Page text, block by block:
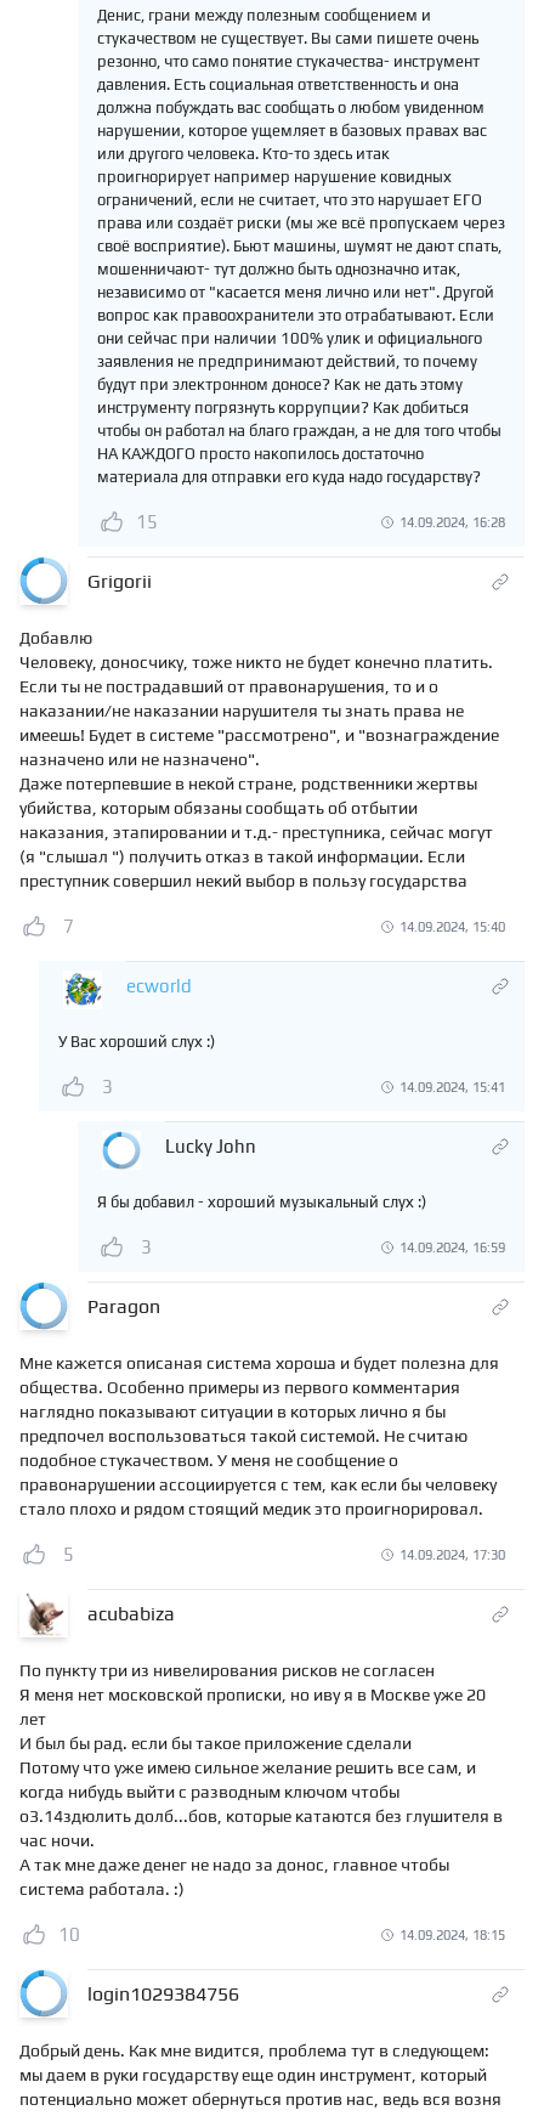
Денис, грани между полезным сообщением и
стукачеством не существует. Вы сами пишете очень
резонно, что само понятие стукачества- инструмент
давления. Есть социальная ответственность и она
должна побуждать вас сообщать о любом увиденном
нарушении, которое ущемляет в базовых правах вас
или другого человека. Кто-то здесь итак
проигнорирует например нарушение ковидных
ограничений, если не считает, что это нарушает ЕГО
права или создаёт риски (мы же всё пропускаем через
своё восприятие). Бьют машины, шумят не дают спать,
мошенничают- тут должно быть однозначно итак,
независимо от "касается меня лично или нет". Другой
вопрос как правоохранители это отрабатывают. Если
они сейчас при наличии 100% улик и официального
заявления не предпринимают действий, то почему
будут при электронном доносе? Как не дать этому
инструменту погрязнуть коррупции? Как добиться
чтобы он работал на благо граждан, а не для того чтобы
НА КАЖДОГО просто накопилось достаточно
материала для отправки его куда надо государству?
15 14.09.2024, 16:28
Grigorii
Добавлю
Человеку, доносчику, тоже никто не будет конечно платить.
Если ты не пострадавший от правонарушения, то и о
наказании/не наказании нарушителя ты знать права не
имеешь! Будет в системе "рассмотрено", и "вознаграждение
назначено или не назначено".
Даже потерпевшие в некой стране, родственники жертвы
убийства, которым обязаны сообщать об отбытии
наказания, этапировании и т.д.- преступника, сейчас могут
(я "слышал ") получить отказ в такой информации. Если
преступник совершил некий выбор в пользу государства
7 14.09.2024, 15:40
ecworld
У Вас хороший слух :)
3 14.09.2024, 15:41
Lucky John
Я бы добавил - хороший музыкальный слух :)
3 14.09.2024, 16:59
Paragon
Мне кажется описаная система хороша и будет полезна для
общества. Особенно примеры из первого комментария
наглядно показывают ситуации в которых лично я бы
предпочел воспользоваться такой системой. Не считаю
подобное стукачеством. У меня не сообщение о
правонарушении ассоциируется с тем, как если бы человеку
стало плохо и рядом стоящий медик это проигнорировал.
5 14.09.2024, 17:30
acubabiza
По пункту три из нивелирования рисков не согласен
Я меня нет московской прописки, но иву я в Москве уже 20
лет
И был бы рад. если бы такое приложение сделали
Потому что уже имею сильное желание решить все сам, и
когда нибудь выйти с разводным ключом чтобы
о3.14здюлить долб...бов, которые катаются без глушителя в
час ночи.
А так мне даже денег не надо за донос, главное чтобы
система работала. :)
10 14.09.2024, 18:15
login1029384756
Добрый день. Как мне видится, проблема тут в следующем:
мы даем в руки государству еще один инструмент, который
потенциально может обернуться против нас, ведь вся возня